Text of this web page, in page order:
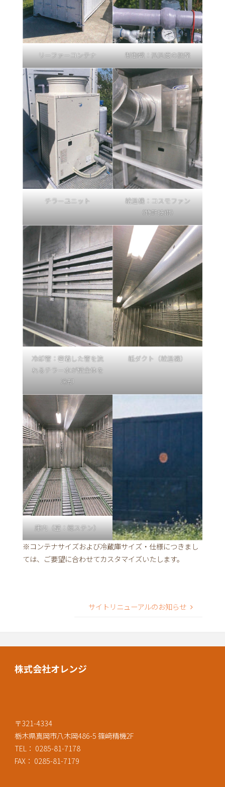
リーファーコンテナ 制御盤：温湿度の調整
チラーユニット
給湿機：コスモファン
（特許技術）
冷却管：密着した管を流
れるチラー水が壁全体を
冷却
紙ダクト（給湿機）
庫内（壁：総ステン）
※コンテナサイズおよび冷蔵庫サイズ・仕様につきまし
ては、ご要望に合わせてカスタマイズいたします。
サイトリニューアルのお知らせ
株式会社オレンジ
〒321-4334
栃木県真岡市八木岡486-5 篠﨑精機2F
TEL： 0285-81-7178
FAX： 0285-81-7179